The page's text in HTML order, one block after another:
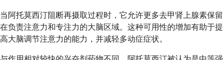
当阿托莫西汀阻断再摄取过程时，它允许更多去甲肾上腺素保留
在负责注意力和专注力的大脑区域。这种可用性的增加有助于提
高大脑调节注意力的能力，并减轻多动症症状。